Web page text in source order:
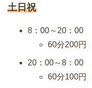
土日祝
8：00～20：00
60分200円
20：00～8：00
60分100円